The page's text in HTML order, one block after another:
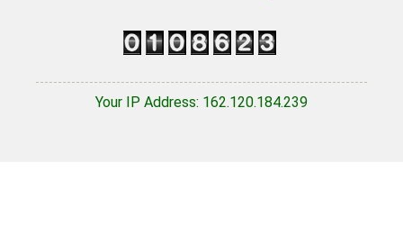
Your IP Address: 162.120.184.239